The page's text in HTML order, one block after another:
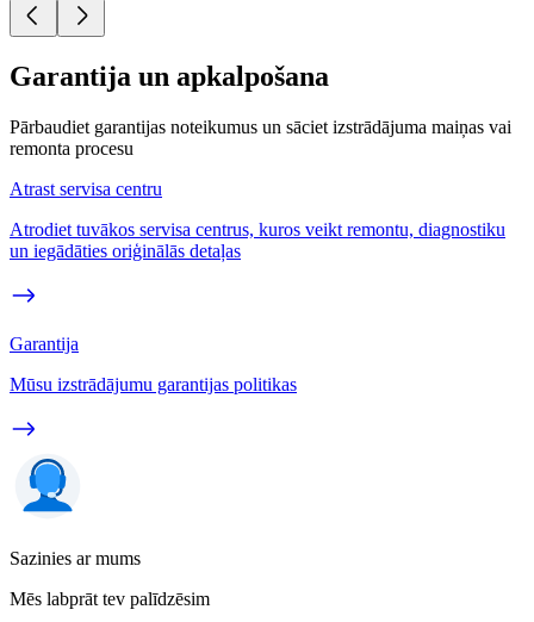
Garantija un apkalpošana
Pārbaudiet garantijas noteikumus un sāciet izstrādājuma maiņas vai
remonta procesu
Atrast servisa centru
Atrodiet tuvākos servisa centrus, kuros veikt remontu, diagnostiku
un iegādāties oriģinālās detaļas
Garantija
Mūsu izstrādājumu garantijas politikas
Sazinies ar mums
Mēs labprāt tev palīdzēsim